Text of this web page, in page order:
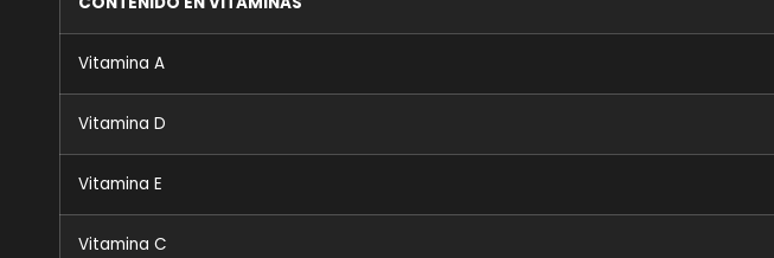
Vitamina A
Vitamina D
Vitamina E
Vitamina C